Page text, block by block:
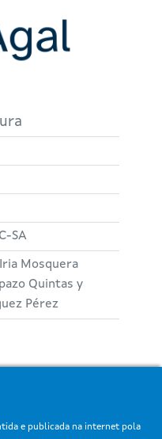
SA
Mosquera
Quintas y
Pérez
e publicada na internet pola